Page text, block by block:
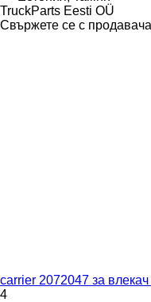
TruckParts Eesti OÜ
Свържете се с продавача
carrier 2072047 за
4